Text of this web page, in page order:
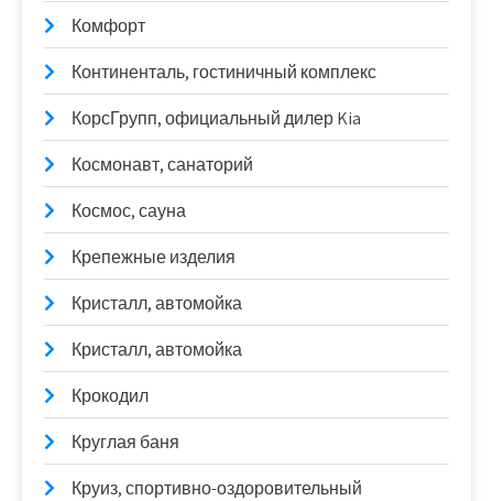
Комфорт
Континенталь, гостиничный комплекс
КорсГрупп, официальный дилер Kia
Космонавт, санаторий
Космос, сауна
Крепежные изделия
Кристалл, автомойка
Кристалл, автомойка
Крокодил
Круглая баня
Круиз, спортивно-оздоровительный